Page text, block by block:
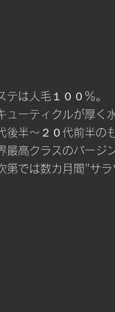
テは人毛１００％。
ューティクルが厚く
後半〜２０代前半の
最高クラスのバージ
第では数カ月間"サ